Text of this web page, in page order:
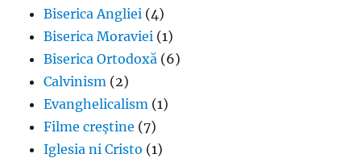
Biserica Angliei (4)
Biserica Moraviei (1)
Biserica Ortodoxă (6)
Calvinism (2)
Evanghelicalism (1)
Filme creștine (7)
Iglesia ni Cristo (1)